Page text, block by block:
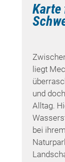
liegt
und
Alltag.
bei